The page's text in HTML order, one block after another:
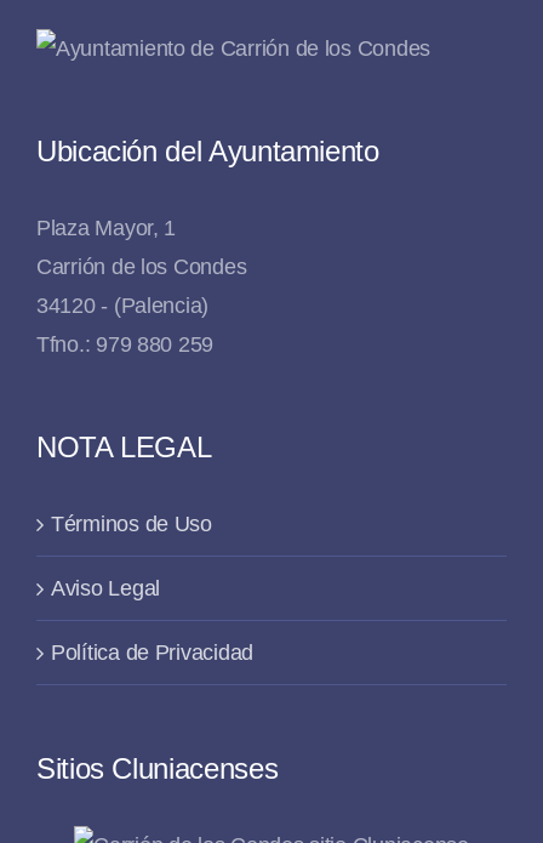
Ubicación del Ayuntamiento
Plaza Mayor, 1
Carrión de los Condes
34120 - (Palencia)
Tfno.: 979 880 259
NOTA LEGAL
Términos de Uso
Aviso Legal
Política de Privacidad
Sitios Cluniacenses